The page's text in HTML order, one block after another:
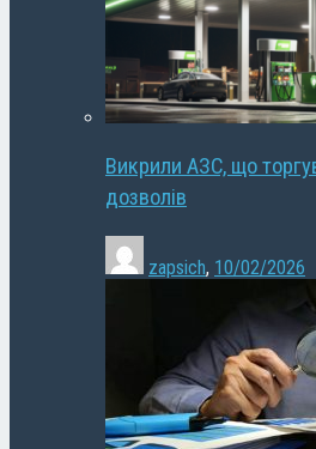
Викрили АЗС, що
дозволів
zapsich, 10/02/2026